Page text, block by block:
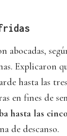
abocadas,
Explicaron
hasta las
en fines de
hasta las
de descanso.